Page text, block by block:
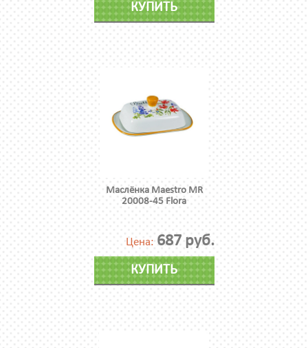
КУПИТЬ
Маслёнка Maestro MR
20008-45 Flora
Цена: 687 руб.
КУПИТЬ